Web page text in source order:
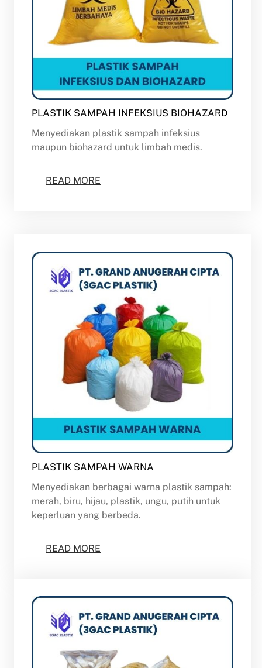
PLASTIK SAMPAH INFEKSIUS BIOHAZARD
Menyediakan plastik sampah infeksius
maupun biohazard untuk limbah medis.
READ MORE
PLASTIK SAMPAH WARNA
Menyediakan berbagai warna plastik sampah:
merah, biru, hijau, plastik, ungu, putih untuk
keperluan yang berbeda.
READ MORE